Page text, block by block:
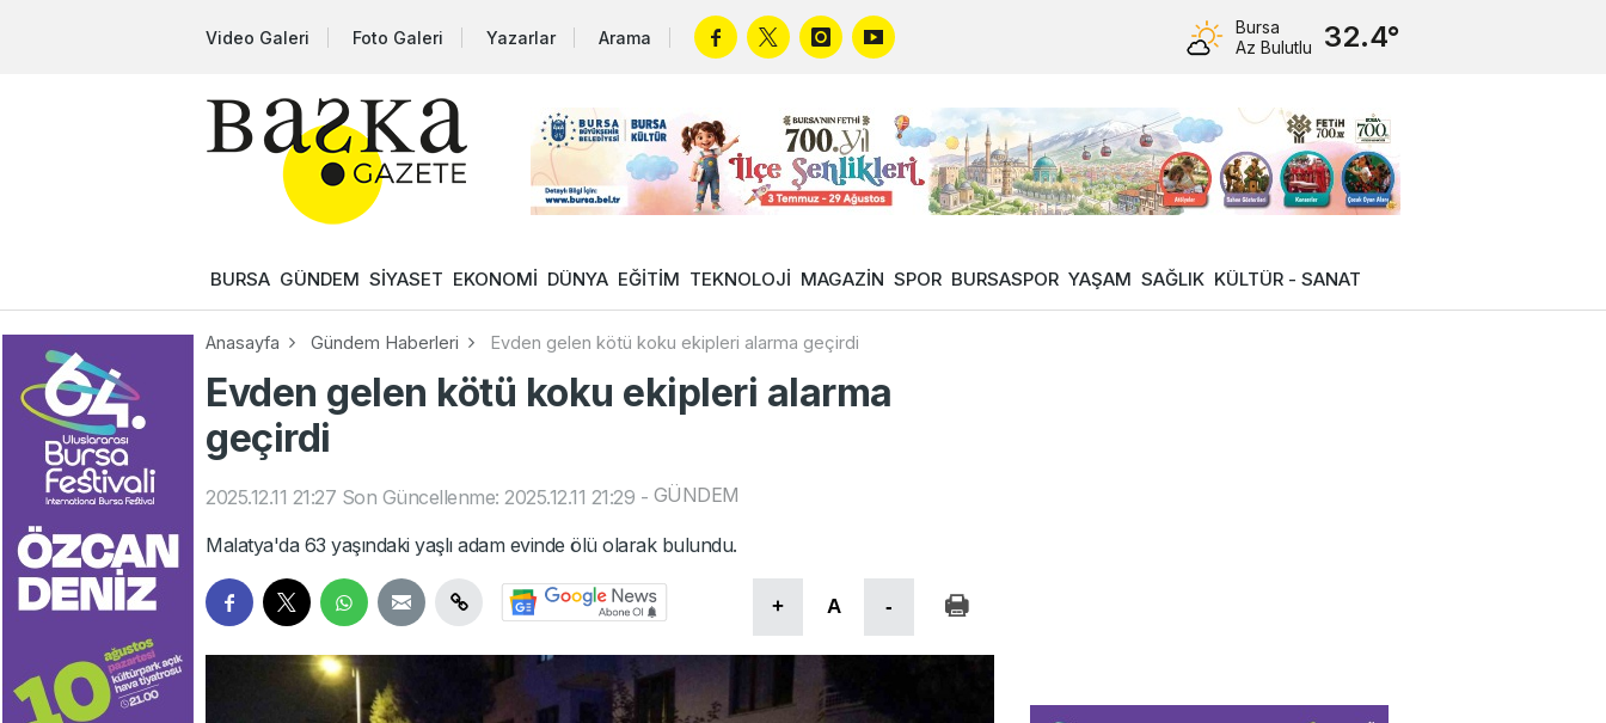
Video Galeri Foto Galeri Yazarlar Arama
Bursa
Az Bulutlu
32.4°
BURSA GÜNDEM SİYASET EKONOMİ DÜNYA EĞİTİM TEKNOLOJİ MAGAZİN SPOR BURSASPOR YAŞAM SAĞLIK KÜLTÜR - SANAT
Anasayfa Gündem Haberleri Evden gelen kötü koku ekipleri alarma geçirdi
Evden gelen kötü koku ekipleri alarma
geçirdi
2025.12.11 21:27 Son Güncellenme: 2025.12.11 21:29 - GÜNDEM
Malatya'da 63 yaşındaki yaşlı adam evinde ölü olarak bulundu.
+ A -